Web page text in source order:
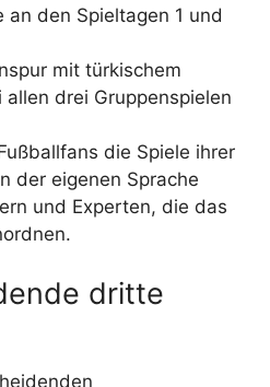
an den Spieltagen 1 und
mit türkischem
allen drei Gruppenspielen
die Spiele ihrer
der eigenen Sprache
und Experten, die das
dritte